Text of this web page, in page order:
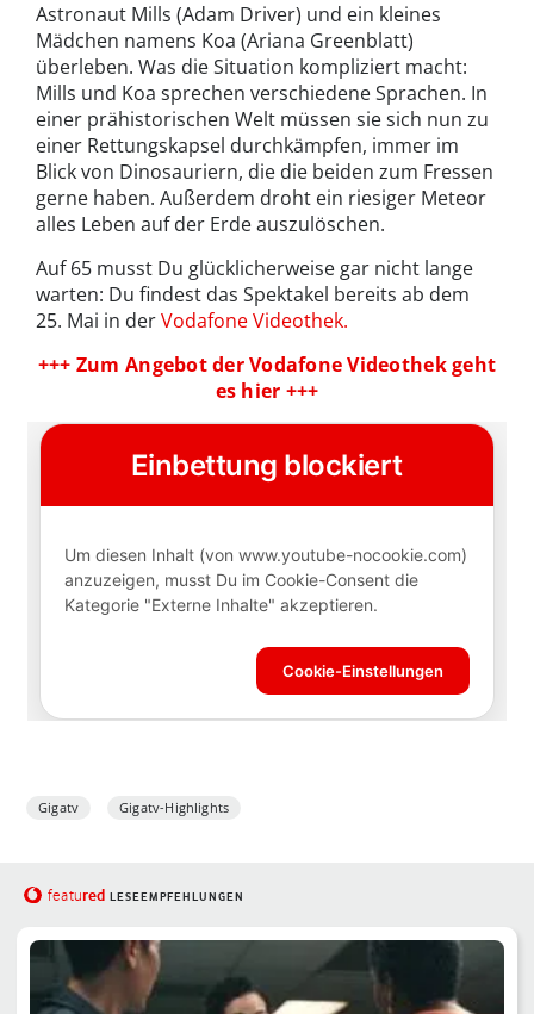
Astronaut Mills (Adam Driver) und ein kleines
Mädchen namens Koa (Ariana Greenblatt)
überleben. Was die Situation kompliziert macht:
Mills und Koa sprechen verschiedene Sprachen. In
einer prähistorischen Welt müssen sie sich nun zu
einer Rettungskapsel durchkämpfen, immer im
Blick von Dinosauriern, die die beiden zum Fressen
gerne haben. Außerdem droht ein riesiger Meteor
alles Leben auf der Erde auszulöschen.
Auf 65 musst Du glücklicherweise gar nicht lange
warten: Du findest das Spektakel bereits ab dem
25. Mai in derVodafone Videothek.
+++ Zum Angebot der Vodafone Videothek geht
es hier +++
Gigatv Gigatv-Highlights
featured LESEEMPFEHLUNGEN